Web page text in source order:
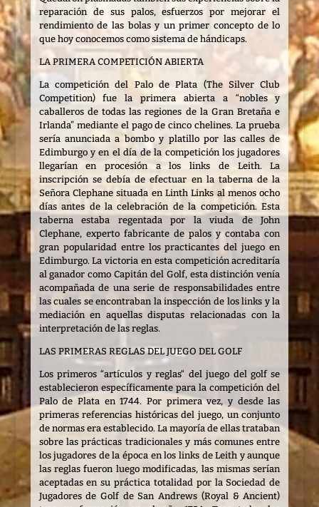
reparación de sus palos, esfuerzos por mejorar el
rendimiento de las bolas y un primer concepto de lo
que hoy conocemos como sistema de hándicaps.
LA PRIMERA COMPETICIÓN ABIERTA
La competición del Palo de Plata (The Silver Club
Competition) fue la primera abierta a “nobles y
caballeros de todas las regiones de la Gran Bretaña e
Irlanda” mediante el pago de cinco chelines. La prueba
sería anunciada a bombo y platillo por las calles de
Edimburgo y en el día de la competición los jugadores
llegarían en procesión a los links de Leith. La
inscripción se debía de efectuar en la taberna de la
Señora Clephane situada en Linth Links al menos ocho
días antes de la celebración de la competición. Esta
taberna estaba regentada por la viuda de John
Clephane, experto fabricante de palos y contaba con
gran popularidad entre los practicantes del juego en
Edimburgo. La victoria en esta competición acreditaría
al ganador como Capitán del Golf, esta distinción venía
acompañada de una serie de responsabilidades entre
las cuales se encontraban la inspección de los links y la
mediación en aquellas disputas relacionadas con la
interpretación de las reglas.
LAS PRIMERAS REGLAS DEL JUEGO DEL GOLF
Los primeros “artículos y reglas“ del juego del golf se
establecieron específicamente para la competición del
Palo de Plata en 1744. Por primera vez, y desde las
primeras referencias históricas del juego, un conjunto
de normas era establecido. La mayoría de ellas trataban
sobre las prácticas tradicionales y más comunes entre
los jugadores de la época en los links de Leith y aunque
las reglas fueron luego modificadas, las mismas serían
aceptadas en su práctica totalidad por la Sociedad de
Jugadores de Golf de San Andrews (Royal & Ancient)